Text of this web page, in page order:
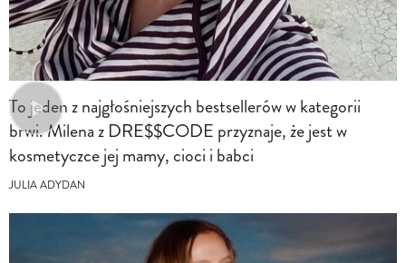
To jeden z najgłośniejszych bestsellerów w kategorii
brwi. Milena z DRE$$CODE przyznaje, że jest w
kosmetyczce jej mamy, cioci i babci
JULIA ADYDAN